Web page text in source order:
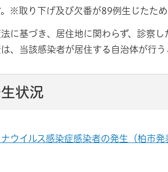
※取り下げ及び欠番が89例生じたため
に基づき、居住地に関わらず、診察
、当該感染者が居住する自治体が行う
状況
ウイルス感染症感染者の発生（柏市